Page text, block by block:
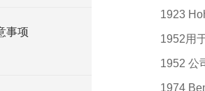
事项
1923
1952用
1952 公
1974